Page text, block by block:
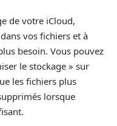
de votre iCloud,
vos fichiers et à
besoin. Vous pouvez
le stockage » sur
les fichiers plus
lorsque